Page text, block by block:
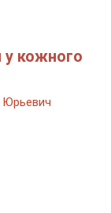
кожного
Юрьевич